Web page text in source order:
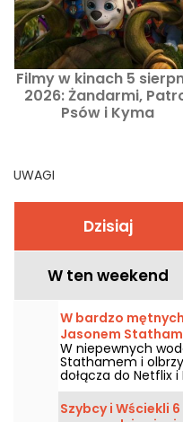
Filmy w kinach 5
2026: Żandarmi,
Psów i Kyma
UWAGI
Dzisiaj
W ten weekend
W bardzo
Jasonem
HBO Max
W niepewnych
Stathamem i
dołącza do Netflix i
Szybcy i Wściekli